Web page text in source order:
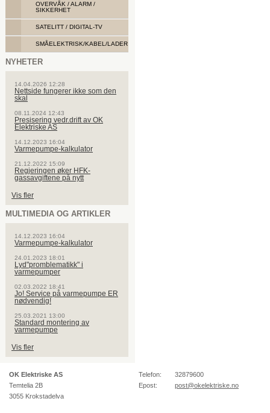
OVERVÅK / ALARM /
SIKKERHET
SATELITT / DIGITAL-TV
SMÅELEKTRISK/KABEL/LADER
NYHETER
14.04.2026 12:28
Nettside fungerer ikke som den
skal
08.11.2024 12:43
Presisering vedr.drift av OK
Elektriske AS
14.12.2023 16:04
Varmepumpe-kalkulator
21.12.2022 15:09
Regjeringen øker HFK-
gassavgiftene på nytt
Vis fler
MULTIMEDIA OG ARTIKLER
14.12.2023 16:04
Varmepumpe-kalkulator
24.01.2023 18:01
Lyd"promblematikk" i
varmepumper
02.03.2022 18:41
Jo! Service på varmepumpe ER
nødvendig!
25.03.2021 13:00
Standard montering av
varmepumpe
Vis fler
OK Elektriske AS
Temtelia 2B
3055 Krokstadelva
Telefon:
32879600
Epost:
post@okelektriske.no